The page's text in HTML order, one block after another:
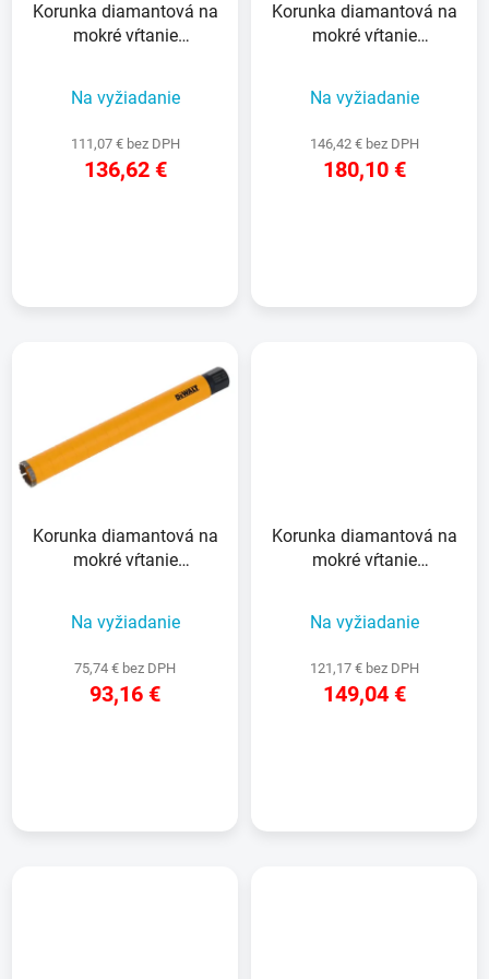
Korunka diamantová na
mokré vŕtanie
Na vyžiadanie
111,07 € bez DPH
136,62 €
Korunka diamantová na
mokré vŕtanie
Na vyžiadanie
146,42 € bez DPH
180,10 €
Korunka diamantová na
mokré vŕtanie
Na vyžiadanie
75,74 € bez DPH
93,16 €
Korunka diamantová na
mokré vŕtanie
Na vyžiadanie
121,17 € bez DPH
149,04 €